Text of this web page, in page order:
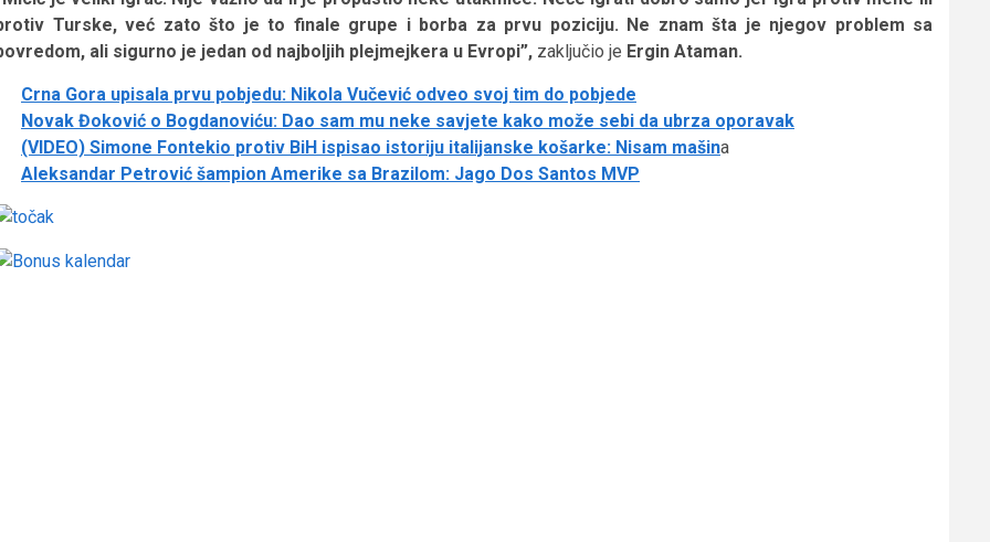
Turske, već zato što je to finale grupe i borba za prvu poziciju. Ne znam šta je njegov problem sa
ali sigurno je jedan od najboljih plejmejkera u Evropi”, zaključio je Ergin Ataman.
Crna Gora upisala prvu pobjedu: Nikola Vučević odveo svoj tim do pobjede
Novak Đoković o Bogdanoviću: Dao sam mu neke savjete kako može sebi da ubrza oporavak
(VIDEO) Simone Fontekio protiv BiH ispisao istoriju italijanske košarke: Nisam mašina
Aleksandar Petrović šampion Amerike sa Brazilom: Jago Dos Santos MVP